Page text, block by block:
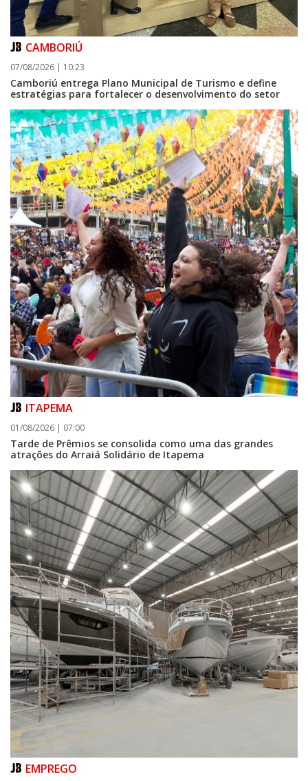
08/08/2026 | 07:00
Teatro Bruno Nitz terá concerto “Rock ao Piano” neste sábado
BALNEÁRIO CAMBORIÚ
08/08/2026 | 07:00
agosto para realização de inventário
CAMBORIÚ
07/08/2026 | 10:23
Camboriú entrega Plano Municipal de Turismo e define
estratégias para fortalecer o desenvolvimento do setor
ITAPEMA
01/08/2026 | 07:00
Tarde de Prêmios se consolida como uma das grandes
atrações do Arraiá Solidário de Itapema
EMPREGO